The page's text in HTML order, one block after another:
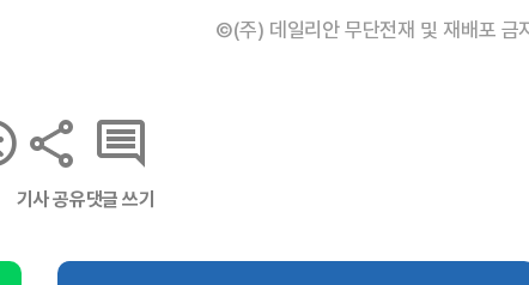
©(주) 데일리안 무단전재 및 재배포 금
기사 공유댓글 쓰기